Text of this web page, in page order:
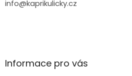
info@kaprikulicky.cz
Informace pro vás